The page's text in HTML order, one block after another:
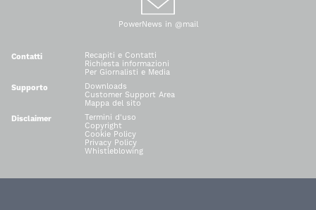
PowerNews in @mail
Contatti
Recapiti e Contatti
Richiesta informazioni
Per Giornalisti e Media
Supporto
Downloads
Customer Support Area
Mappa del sito
Disclaimer
Termini d'uso
Copyright
Cookie Policy
Privacy Policy
Whistleblowing